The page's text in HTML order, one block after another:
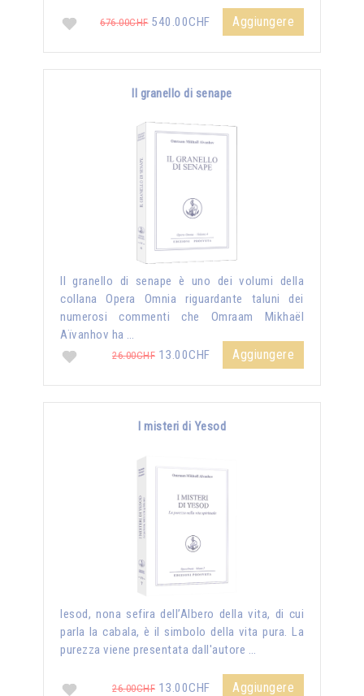
676.00CHF540.00CHF Aggiungere
Il granello di senape
Il granello di senape è uno dei volumi della
collana Opera Omnia riguardante taluni dei
numerosi commenti che Omraam Mikhaël
Aïvanhov ha …
26.00CHF 13.00CHF Aggiungere
I misteri di Yesod
Iesod, nona sefira dell’Albero della vita, di cui
parla la cabala, è il simbolo della vita pura. La
purezza viene presentata dall'autore …
26.00CHF 13.00CHF Aggiungere